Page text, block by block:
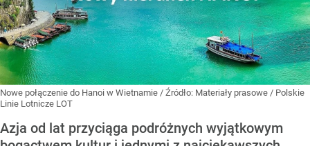
Nowe połączenie do Hanoi w Wietnamie / Źródło: Materiały prasowe / Polskie
Linie Lotnicze LOT
Azja od lat przyciąga podróżnych wyjątkowym